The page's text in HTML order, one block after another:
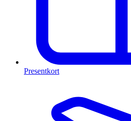
Presentkort